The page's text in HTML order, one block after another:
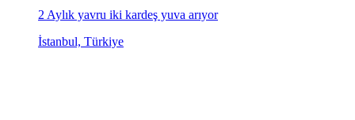
2 Aylık yavru iki kardeş yuva arıyor
İstanbul, Türkiye